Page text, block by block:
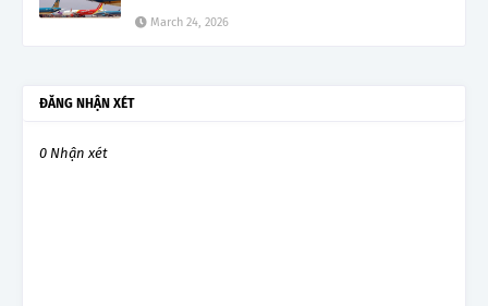
March 24, 2026
ĐĂNG NHẬN XÉT
0 Nhận xét